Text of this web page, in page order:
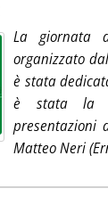
La giornata
organizzato
è stata
è stata la
presentazioni
Matteo Neri